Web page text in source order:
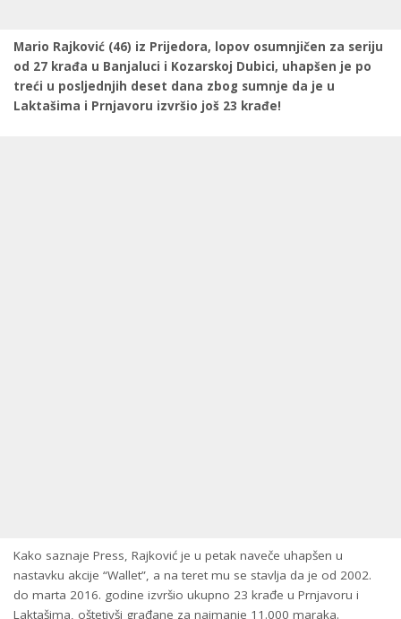
Mario Rajković (46) iz Prijedora, lopov osumnjičen za seriju
od 27 krađa u Banjaluci i Kozarskoj Dubici, uhapšen je po
treći u posljednjih deset dana zbog sumnje da je u
Laktašima i Prnjavoru izvršio još 23 krađe!
Kako saznaje Press, Rajković je u petak naveče uhapšen u
nastavku akcije “Wallet”, a na teret mu se stavlja da je od 2002.
do marta 2016. godine izvršio ukupno 23 krađe u Prnjavoru i
Laktašima, oštetivši građane za najmanje 11.000 maraka.